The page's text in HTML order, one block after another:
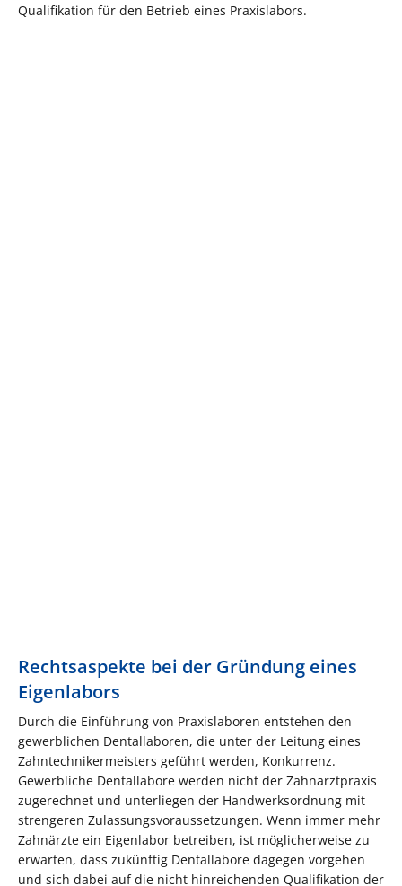
Qualifikation für den Betrieb eines Praxislabors.
Rechtsaspekte bei der Gründung eines
Eigenlabors
Durch die Einführung von Praxislaboren entstehen den
gewerblichen Dentallaboren, die unter der Leitung eines
Zahntechnikermeisters geführt werden, Konkurrenz.
Gewerbliche Dentallabore werden nicht der Zahnarztpraxis
zugerechnet und unterliegen der Handwerksordnung mit
strengeren Zulassungsvoraussetzungen. Wenn immer mehr
Zahnärzte ein Eigenlabor betreiben, ist möglicherweise zu
erwarten, dass zukünftig Dentallabore dagegen vorgehen
und sich dabei auf die nicht hinreichenden Qualifikation der